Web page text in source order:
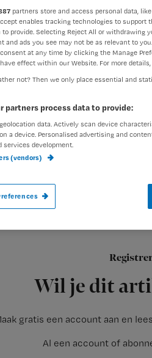
Auteur:
Wil je dit
gratis een account aan en
Al een account of
Elke vrijdagmiddag
partners store and access personal data,
enables tracking technologies to support
to provide. Selecting Reject All or withdrawing
and ads you see may not be as relevant to
at any time by clicking the Manage
effect within our Website. For more details,
not? Then we only place essential and
partners process data to provide:
data. Actively scan device
a device. Personalised advertising and
services development.
(vendors)